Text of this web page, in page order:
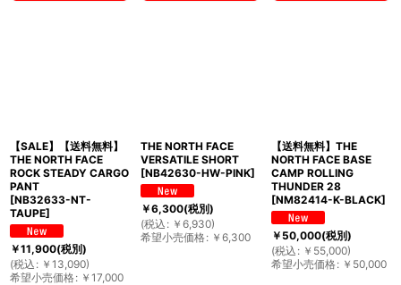
【SALE】【送料無料】
THE NORTH FACE
ROCK STEADY CARGO
PANT
[NB32633-NT-
TAUPE]
￥11,900(税別)
(税込 : ￥ 13,090)
希望小売価格: ￥ 17,000
THE NORTH FACE
VERSATILE SHORT
[NB42630-HW-PINK]
￥6,300(税別)
(税込 : ￥ 6,930)
希望小売価格: ￥ 6,300
【送料無料】THE
NORTH FACE BASE
CAMP ROLLING
THUNDER 28
[NM82414-K-BLACK]
￥50,000(税別)
(税込 : ￥ 55,000)
希望小売価格: ￥ 50,000